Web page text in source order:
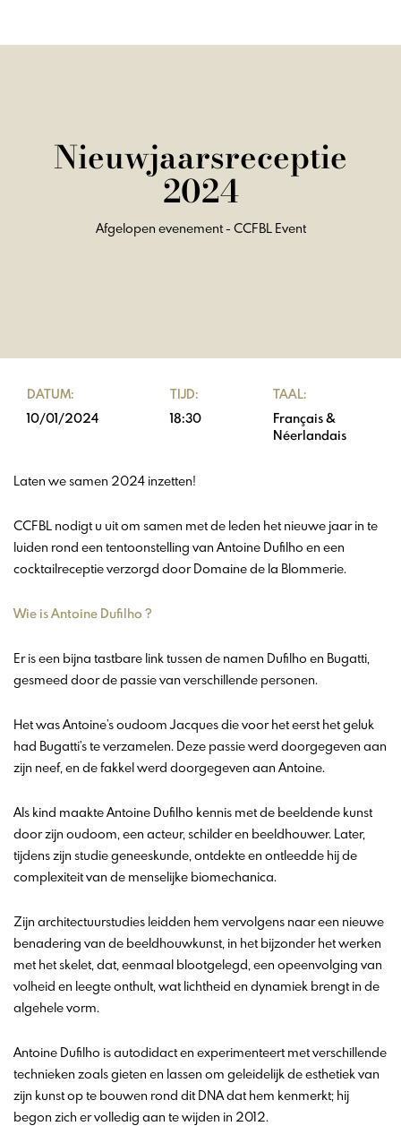
Nieuwjaarsreceptie
2024
Afgelopen evenement - CCFBL Event
DATUM:
10/01/2024
TIJD:
18:30
TAAL:
Français &
Néerlandais
Laten we samen 2024 inzetten!
CCFBL nodigt u uit om samen met de leden het nieuwe jaar in te
luiden rond een tentoonstelling van Antoine Dufilho en een
cocktailreceptie verzorgd door Domaine de la Blommerie.
Wie is Antoine Dufilho ?
Er is een bijna tastbare link tussen de namen Dufilho en Bugatti,
gesmeed door de passie van verschillende personen.
Het was Antoine’s oudoom Jacques die voor het eerst het geluk
had Bugatti’s te verzamelen. Deze passie werd doorgegeven aan
zijn neef, en de fakkel werd doorgegeven aan Antoine.
Als kind maakte Antoine Dufilho kennis met de beeldende kunst
door zijn oudoom, een acteur, schilder en beeldhouwer. Later,
tijdens zijn studie geneeskunde, ontdekte en ontleedde hij de
complexiteit van de menselijke biomechanica.
Zijn architectuurstudies leidden hem vervolgens naar een nieuwe
benadering van de beeldhouwkunst, in het bijzonder het werken
met het skelet, dat, eenmaal blootgelegd, een opeenvolging van
volheid en leegte onthult, wat lichtheid en dynamiek brengt in de
algehele vorm.
Antoine Dufilho is autodidact en experimenteert met verschillende
technieken zoals gieten en lassen om geleidelijk de esthetiek van
zijn kunst op te bouwen rond dit DNA dat hem kenmerkt; hij
begon zich er volledig aan te wijden in 2012.